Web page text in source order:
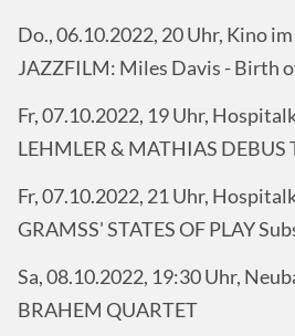
Do., 06.10.2022, 20 Uhr, Kino
JAZZFILM: Miles Davis - Birth
Fr, 07.10.2022, 19 Uhr,
LEHMLER & MATHIAS DEBUS
Fr, 07.10.2022, 21 Uhr,
GRAMSS' STATES OF PLAY
Sa, 08.10.2022, 19:30 Uhr,
BRAHEM QUARTET